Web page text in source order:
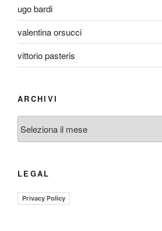
ugo bardi
valentina orsucci
vittorio pasteris
ARCHIVI
LEGAL
Privacy Policy